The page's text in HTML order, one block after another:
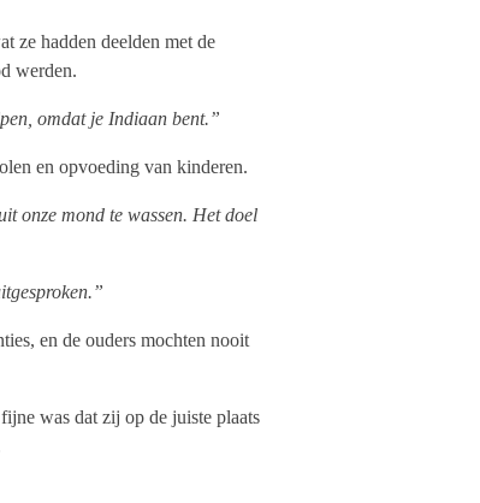
ze hadden deelden met de
werden.
omdat je Indiaan bent.”
en opvoeding van kinderen.
onze mond te wassen. Het doel
en de ouders mochten nooit
was dat zij op de juiste plaats